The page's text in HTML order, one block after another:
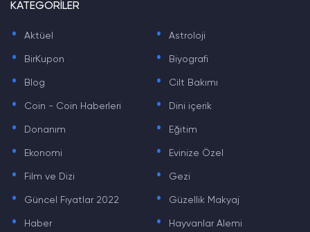
KATEGORİLER
. Aktüel . Astroloji
. BirKupon . Biyografi
. Blog . Cilt Bakımı
. Coin - Coin Haberleri . Dini içerik
. Donanım . Eğitim
. Ekonomi . Evinize Özel
. Film ve Dizi . Gezi
. Güncel Fiyatlar 2022 . Güzellik Makyaj
. Haber . Hayvanlar Alemi